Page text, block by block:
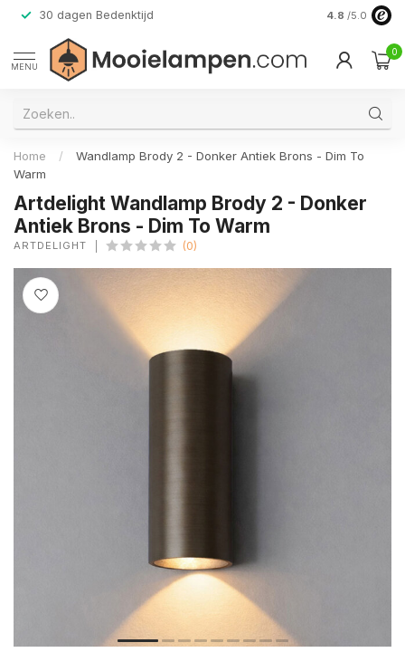
30 dagen Bedenktijd Verzending
4.8 /5.0
MENU
0
Home /
Wandlamp Brody 2 - Donker Antiek Brons - Dim To
Warm
Artdelight Wandlamp Brody 2 - Donker
Antiek Brons - Dim To Warm
ARTDELIGHT (0)